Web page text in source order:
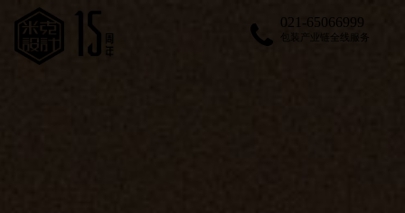
021-65066999
包装产业链全线服务